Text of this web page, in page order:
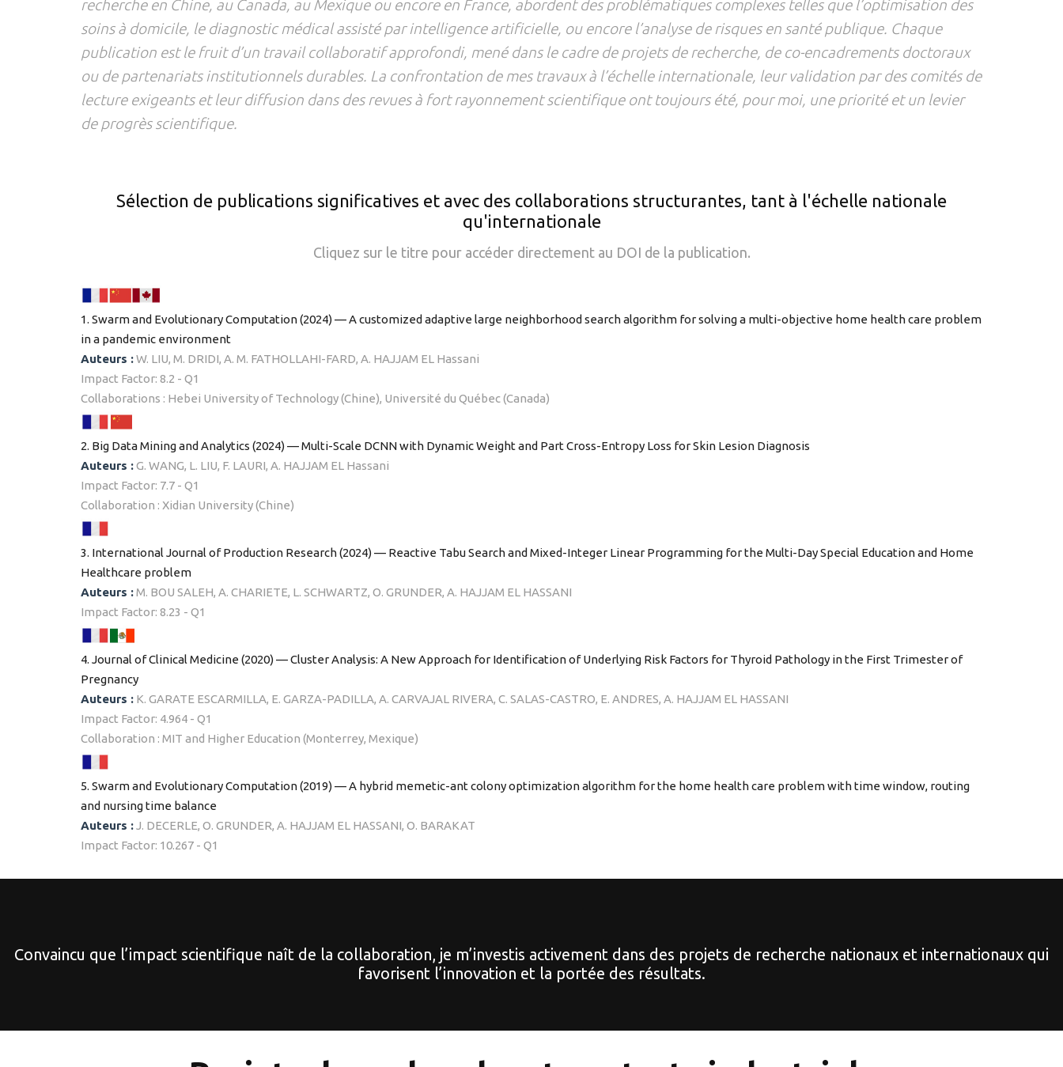
recherche en Chine, au Canada, au Mexique ou encore en France, abordent des problématiques complexes telles que l’optimisation des
soins à domicile, le diagnostic médical assisté par intelligence artificielle, ou encore l’analyse de risques en santé publique. Chaque
publication est le fruit d’un travail collaboratif approfondi, mené dans le cadre de projets de recherche, de co-encadrements doctoraux
ou de partenariats institutionnels durables. La confrontation de mes travaux à l’échelle internationale, leur validation par des comités de
lecture exigeants et leur diffusion dans des revues à fort rayonnement scientifique ont toujours été, pour moi, une priorité et un levier
de progrès scientifique.
Sélection de publications significatives et avec des collaborations structurantes, tant à l'échelle nationale
qu'internationale
Cliquez sur le titre pour accéder directement au DOI de la publication.
1. Swarm and Evolutionary Computation (2024) — A customized adaptive large neighborhood search algorithm for solving a multi-objective home health care problem
in a pandemic environment
Auteurs :W. LIU, M. DRIDI, A. M. FATHOLLAHI-FARD, A. HAJJAM EL Hassani
Impact Factor: 8.2 - Q1
Collaborations : Hebei University of Technology (Chine), Université du Québec (Canada)
2. Big Data Mining and Analytics (2024) — Multi-Scale DCNN with Dynamic Weight and Part Cross-Entropy Loss for Skin Lesion Diagnosis
Auteurs :G. WANG, L. LIU, F. LAURI, A. HAJJAM EL Hassani
Impact Factor: 7.7 - Q1
Collaboration : Xidian University (Chine)
3. International Journal of Production Research (2024) — Reactive Tabu Search and Mixed-Integer Linear Programming for the Multi-Day Special Education and Home
Healthcare problem
Auteurs :M. BOU SALEH, A. CHARIETE, L. SCHWARTZ, O. GRUNDER, A. HAJJAM EL HASSANI
Impact Factor: 8.23 - Q1
4. Journal of Clinical Medicine (2020) — Cluster Analysis: A New Approach for Identification of Underlying Risk Factors for Thyroid Pathology in the First Trimester of
Pregnancy
Auteurs : K. GARATE ESCARMILLA, E. GARZA-PADILLA, A. CARVAJAL RIVERA, C. SALAS-CASTRO, E. ANDRES, A. HAJJAM EL HASSANI
Impact Factor: 4.964 - Q1
Collaboration : MIT and Higher Education (Monterrey, Mexique)
5. Swarm and Evolutionary Computation (2019) — A hybrid memetic-ant colony optimization algorithm for the home health care problem with time window, routing
and nursing time balance
Auteurs :J. DECERLE, O. GRUNDER, A. HAJJAM EL HASSANI, O. BARAKAT
Impact Factor: 10.267 - Q1
Convaincu que l’impact scientifique naît de la collaboration, je m’investis activement dans des projets de recherche nationaux et internationaux qui
favorisent l’innovation et la portée des résultats.